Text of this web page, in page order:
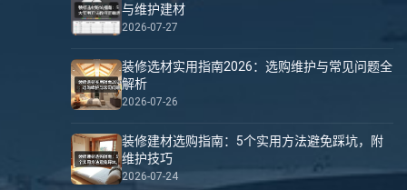
与维护建材
2026-07-27
装修选材实用指南2026：选购维护与常见问题全
解析
2026-07-26
装修建材选购指南：5个实用方法避免踩坑，附
维护技巧
2026-07-24